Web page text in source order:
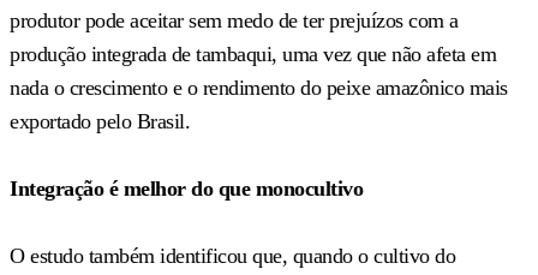
produtor pode aceitar sem medo de ter prejuízos com a
produção integrada de tambaqui, uma vez que não afeta em
nada o crescimento e o rendimento do peixe amazônico mais
exportado pelo Brasil.
Integração é melhor do que monocultivo
O estudo também identificou que, quando o cultivo do